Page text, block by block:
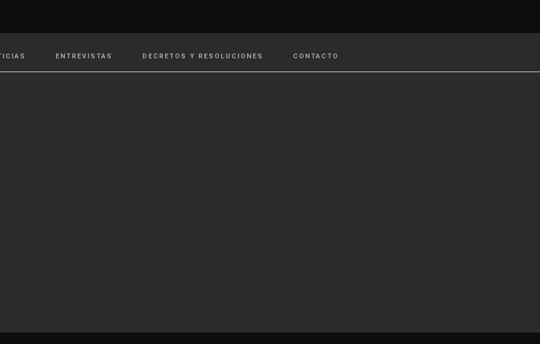
ENTREVISTAS DECRETOS Y RESOLUCIONES CONTACTO